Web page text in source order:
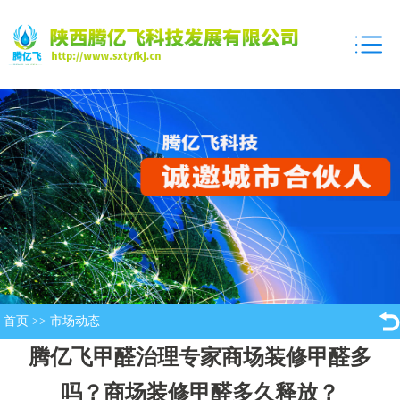
首页 >> 市场动态
腾亿飞甲醛治理专家商场装修甲醛多
吗？商场装修甲醛多久释放？